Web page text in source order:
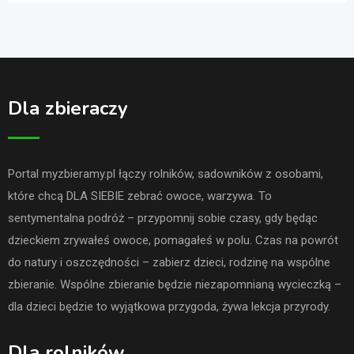
Dla zbieraczy
Portal myzbieramy.pl łączy rolników, sadowników z osobami,
które chcą DLA SIEBIE zebrać owoce, warzywa. To
sentymentalna podróż – przypomnij sobie czasy, gdy będąc
dzieckiem zrywałeś owoce, pomagałeś w polu. Czas na powrót
do natury i oszczędności – zabierz dzieci, rodzinę na wspólne
zbieranie. Wspólne zbieranie będzie niezapomnianą wycieczką –
dla dzieci będzie to wyjątkowa przygoda, żywa lekcja przyrody.